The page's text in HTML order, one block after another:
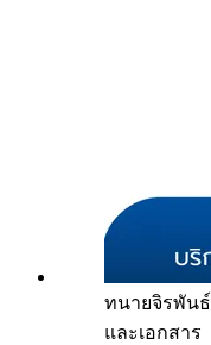
ทนายจิรพันธ์
และเอกสาร